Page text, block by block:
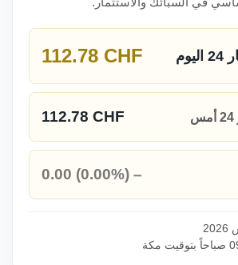
112.78 CHF
112.78 CHF
0.00 (0.00%) ➖